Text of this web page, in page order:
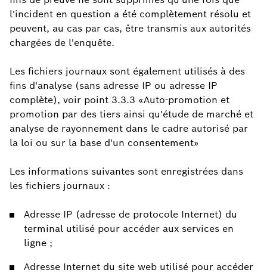
l'incident en question a été complètement résolu et
peuvent, au cas par cas, être transmis aux autorités
chargées de l'enquête.
Les fichiers journaux sont également utilisés à des
fins d'analyse (sans adresse IP ou adresse IP
complète), voir point 3.3.3 «Auto-promotion et
promotion par des tiers ainsi qu'étude de marché et
analyse de rayonnement dans le cadre autorisé par
la loi ou sur la base d'un consentement»
Les informations suivantes sont enregistrées dans
les fichiers journaux :
Adresse IP (adresse de protocole Internet) du
terminal utilisé pour accéder aux services en
ligne ;
Adresse Internet du site web utilisé pour accéder